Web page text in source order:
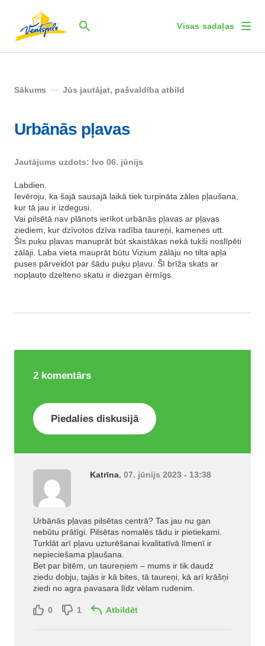
Visas sadaļas
Sākums Jūs jautājat, pašvaldība atbild
Urbānās pļavas
Jautājums uzdots: Ivo 06. jūnijs
Labdien.
Ievēroju, ka šajā sausajā laikā tiek turpināta zāles pļaušana,
kur tā jau ir izdegusi.
Vai pilsētā nav plānots ierīkot urbānās pļavas ar pļavas
ziediem, kur dzīvotos dzīva radība taureņi, kamenes utt.
Šīs puķu pļavas manuprāt būt skaistākas nekā tukši noslīpēti
zālāji. Laba vieta mauprāt būtu Vizium zālāju no tilta apļa
puses pārveidot par šādu puķu pļavu. Šī brīža skats ar
nopļauto dzelteno skatu ir diezgan ērmīgs.
2 komentārs
Piedalies diskusijā
Katrīna, 07. jūnijs 2023 - 13:38
Urbānās pļavas pilsētas centrā? Tas jau nu gan
nebūtu prātīgi. Pilsētas nomalēs tādu ir pietiekami.
Turklāt arī pļavu uzturēšanai kvalitatīvā līmenī ir
nepieciešama pļaušana.
Bet par bitēm, un taureņiem – mums ir tik daudz
ziedu dobju, tajās ir kā bites, tā taureņi, kā arī krāšņi
ziedi no agra pavasara līdz vēlam rudenim.
0 1 Atbildēt